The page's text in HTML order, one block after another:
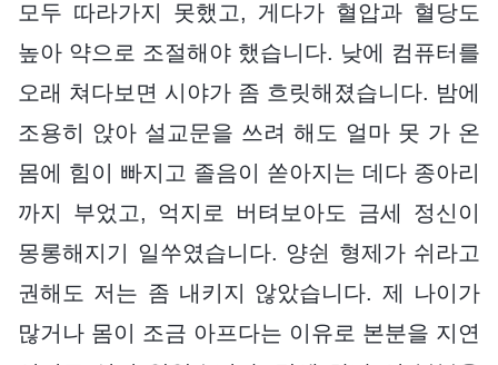
모두 따라가지 못했고, 게다가 혈압과 혈당도
높아 약으로 조절해야 했습니다. 낮에 컴퓨터를
오래 쳐다보면 시야가 좀 흐릿해졌습니다. 밤에
조용히 앉아 설교문을 쓰려 해도 얼마 못 가 온
몸에 힘이 빠지고 졸음이 쏟아지는 데다 종아리
까지 부었고, 억지로 버텨보아도 금세 정신이
몽롱해지기 일쑤였습니다. 양쉰 형제가 쉬라고
권해도 저는 좀 내키지 않았습니다. 제 나이가
많거나 몸이 조금 아프다는 이유로 본분을 지연